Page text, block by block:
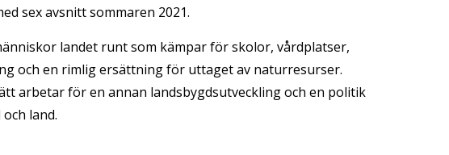
sex avsnitt sommaren 2021.
landet runt som kämpar för skolor, vårdplatser,
och en rimlig ersättning för uttaget av naturresurser.
arbetar för en annan landsbygdsutveckling och en politik
land.